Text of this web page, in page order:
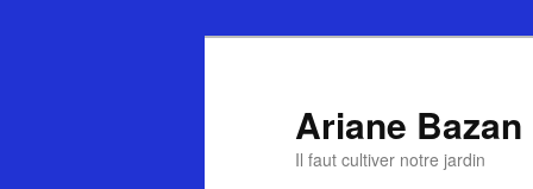
Ariane Bazan
Il faut cultiver notre jardin